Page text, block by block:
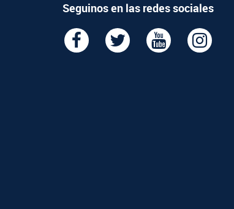
Seguinos en las redes sociales